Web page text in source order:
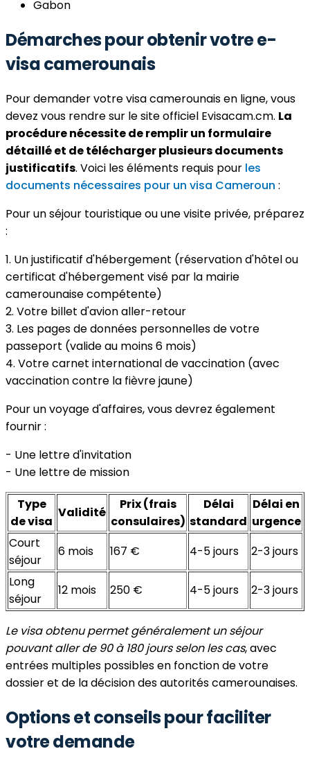
Gabon
Démarches pour obtenir votre e-
visa camerounais
Pour demander votre visa camerounais en ligne, vous
devez vous rendre sur le site officiel Evisacam.cm. La
procédure nécessite de remplir un formulaire
détaillé et de télécharger plusieurs documents
justificatifs. Voici les éléments requis pour les
documents nécessaires pour un visa Cameroun :
Pour un séjour touristique ou une visite privée, préparez
:
1. Un justificatif d'hébergement (réservation d'hôtel ou
certificat d'hébergement visé par la mairie
camerounaise compétente)
2. Votre billet d'avion aller-retour
3. Les pages de données personnelles de votre
passeport (valide au moins 6 mois)
4. Votre carnet international de vaccination (avec
vaccination contre la fièvre jaune)
Pour un voyage d'affaires, vous devrez également
fournir :
- Une lettre d'invitation
- Une lettre de mission
Type
de visa
Validité
Prix (frais
consulaires)
Délai
standard
Délai en
urgence
Court
séjour
6 mois 167 € 4-5 jours
2-3 jours
Long
séjour
12 mois 250 € 4-5 jours 2-3 jours
Le visa obtenu permet généralement un séjour
pouvant aller de 90 à 180 jours selon les cas, avec
entrées multiples possibles en fonction de votre
dossier et de la décision des autorités camerounaises.
Options et conseils pour faciliter
votre demande